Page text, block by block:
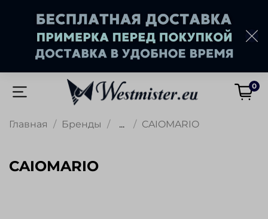
0
Главная Бренды ... CAIOMARIO
CAIOMARIO